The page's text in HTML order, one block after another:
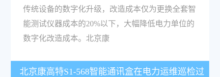
传统设备的数字化升级，改造成本仅为更换全套智
能测试仪器成本的20%以下，大幅降低电力单位的
数字化改造成本。北京康
北京康高特S1-568智能通讯盒在电力运维巡检过